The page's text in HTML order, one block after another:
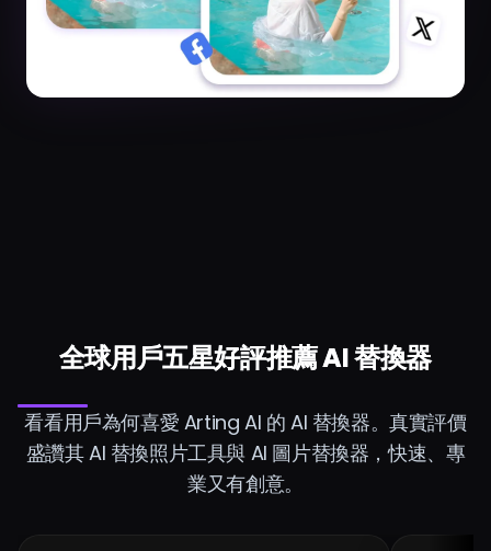
全球用戶五星好評推薦 AI 替換器
看看用戶為何喜愛 Arting AI 的 AI 替換器。真實評價
盛讚其 AI 替換照片工具與 AI 圖片替換器，快速、專
業又有創意。